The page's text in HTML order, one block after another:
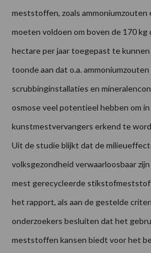
meststoffen, zoals
moeten voldoen om boven de 170
hectare per jaar toegepast te
toonde aan dat o.a.
scrubbinginstallaties en
osmose veel potentieel hebben om
kunstmestvervangers erkend te
Uit de studie blijkt dat de
volksgezondheid verwaarloosbaar
mest gerecycleerde
het rapport, als aan de gestelde
onderzoekers besluiten dat het
meststoffen kansen biedt voor het